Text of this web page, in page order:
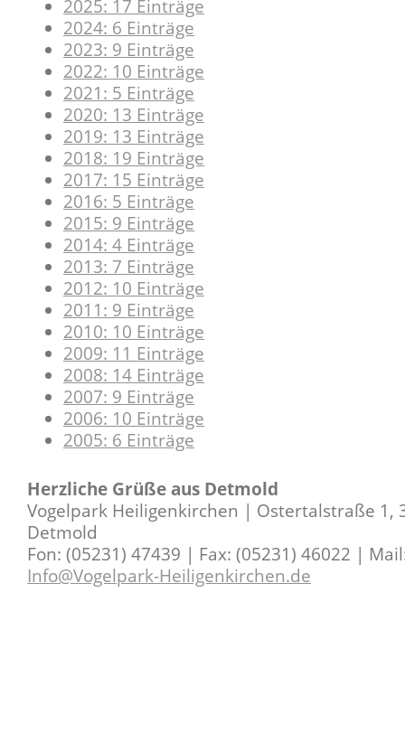
2025: 17 Einträge
2024: 6 Einträge
2023: 9 Einträge
2022: 10 Einträge
2021: 5 Einträge
2020: 13 Einträge
2019: 13 Einträge
2018: 19 Einträge
2017: 15 Einträge
2016: 5 Einträge
2015: 9 Einträge
2014: 4 Einträge
2013: 7 Einträge
2012: 10 Einträge
2011: 9 Einträge
2010: 10 Einträge
2009: 11 Einträge
2008: 14 Einträge
2007: 9 Einträge
2006: 10 Einträge
2005: 6 Einträge
Herzliche Grüße aus Detmold
Vogelpark Heiligenkirchen | Ostertalstraße 1,
Detmold
Fon: (05231) 47439 | Fax: (05231) 46022 |
Info@Vogelpark-Heiligenkirchen.de